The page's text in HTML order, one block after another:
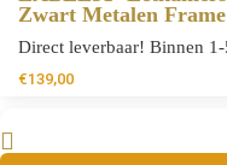
Zwart Metalen Frame
Direct leverbaar! Binnen
€139,00